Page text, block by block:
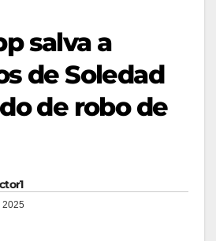
salva a
de Soledad
de robo de
2025